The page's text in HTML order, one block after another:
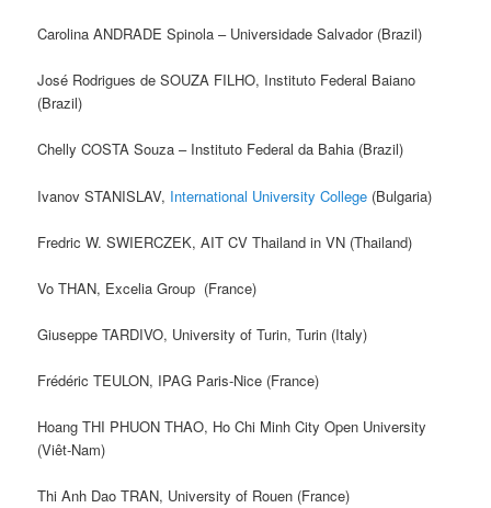
Carolina ANDRADE Spinola – Universidade Salvador (Brazil)
José Rodrigues de SOUZA FILHO, Instituto Federal Baiano
(Brazil)
Chelly COSTA Souza – Instituto Federal da Bahia (Brazil)
Ivanov STANISLAV, International University College (Bulgaria)
Fredric W. SWIERCZEK, AIT CV Thailand in VN (Thailand)
Vo THAN, Excelia Group (France)
Giuseppe TARDIVO, University of Turin, Turin (Italy)
Frédéric TEULON, IPAG Paris-Nice (France)
Hoang THI PHUON THAO, Ho Chi Minh City Open University
(Viêt-Nam)
Thi Anh Dao TRAN, University of Rouen (France)